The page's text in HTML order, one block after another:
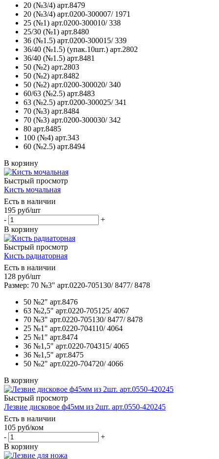
20 (№3/4) арт.8479
20 (№3/4) арт.0200-300007/ 1971
25 (№1) арт.0200-300010/ 338
25/30 (№1) арт.8480
36 (№1.5) арт.0200-300015/ 339
36/40 (№1.5) (упак.10шт.) арт.2802
36/40 (№1.5) арт.8481
50 (№2) арт.2803
50 (№2) арт.8482
50 (№2) арт.0200-300020/ 340
60/63 (№2.5) арт.8483
63 (№2.5) арт.0200-300025/ 341
70 (№3) арт.8484
70 (№3) арт.0200-300030/ 342
80 арт.8485
100 (№4) арт.343
60 (№2.5) арт.8494
В корзину
Быстрый просмотр
Кисть мочальная
Есть в наличии
195 руб/шт
-
+
В корзину
Быстрый просмотр
Кисть радиаторная
Есть в наличии
128 руб/шт
Размер: 70 №3" арт.0220-705130/ 8477/ 8478
50 №2" арт.8476
63 №2,5" арт.0220-705125/ 4067
70 №3" арт.0220-705130/ 8477/ 8478
25 №1" арт.0220-704110/ 4064
25 №1" арт.8474
36 №1,5" арт.0220-704315/ 4065
36 №1,5" арт.8475
50 №2" арт.0220-704720/ 4066
В корзину
Быстрый просмотр
Лезвие дисковое ф45мм из 2шт. арт.0550-420245
Есть в наличии
105 руб/ком
-
+
В корзину